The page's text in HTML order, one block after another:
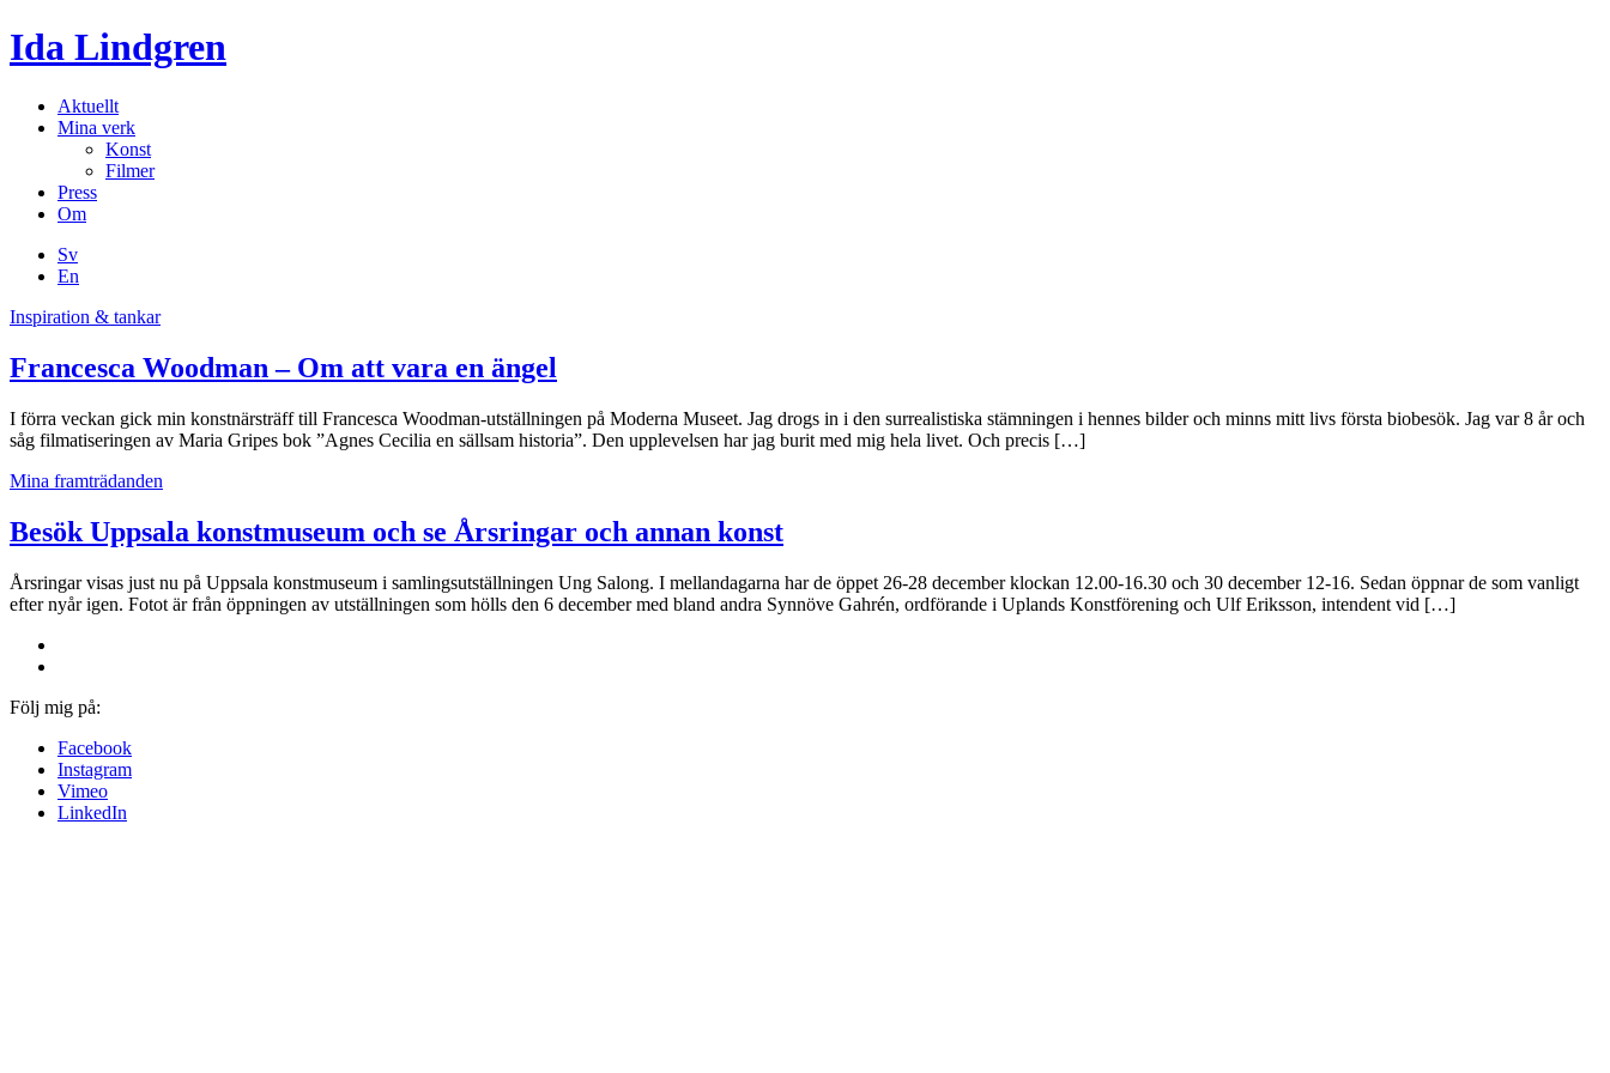
Ida Lindgren
Aktuellt
Mina verk
Konst
Filmer
Press
Om
Sv
En
Inspiration & tankar
Francesca Woodman – Om att vara en ängel
I förra veckan gick min konstnärsträff till Francesca Woodman-utställningen på Moderna Museet. Jag drogs in i den surrealistiska stämningen i hennes bilder och minns mitt livs första biobesök. Jag var 8 år och
såg filmatiseringen av Maria Gripes bok ”Agnes Cecilia en sällsam historia”. Den upplevelsen har jag burit med mig hela livet. Och precis […]
Mina framträdanden
Besök Uppsala konstmuseum och se Årsringar och annan konst
Årsringar visas just nu på Uppsala konstmuseum i samlingsutställningen Ung Salong. I mellandagarna har de öppet 26-28 december klockan 12.00-16.30 och 30 december 12-16. Sedan öppnar de som vanligt
efter nyår igen. Fotot är från öppningen av utställningen som hölls den 6 december med bland andra Synnöve Gahrén, ordförande i Uplands Konstförening och Ulf Eriksson, intendent vid […]
Följ mig på:
Facebook
Instagram
Vimeo
LinkedIn